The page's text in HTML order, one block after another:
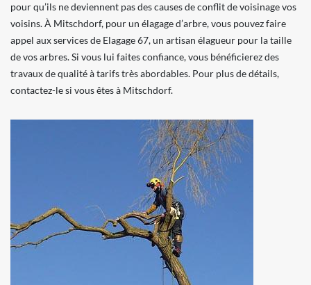
pour qu’ils ne deviennent pas des causes de conflit de voisinage vos
voisins. À Mitschdorf, pour un élagage d’arbre, vous pouvez faire
appel aux services de Elagage 67, un artisan élagueur pour la taille
de vos arbres. Si vous lui faites confiance, vous bénéficierez des
travaux de qualité à tarifs très abordables. Pour plus de détails,
contactez-le si vous êtes à Mitschdorf.